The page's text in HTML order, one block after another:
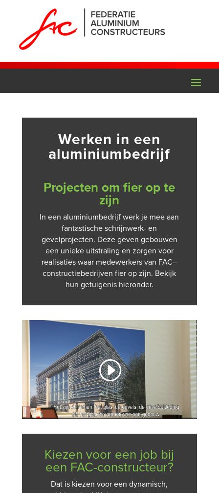
Werken in een
aluminiumbedrijf
Projecten om fier op te
zijn
In een aluminiumbedrijf werk je mee aan
fantastische schrijnwerk- en
gevelprojecten. Dezegeven gebouwen
een uniekeuitstraling en zorgen voor
realisaties waar medewerkers van FAC–
constructiebedrijven fierop zijn. Bekijk
hun getuigenishieronder.
Kiezen voor een job bij
een FAC-constructeur?
Dat is kiezen voor een dynamisch,